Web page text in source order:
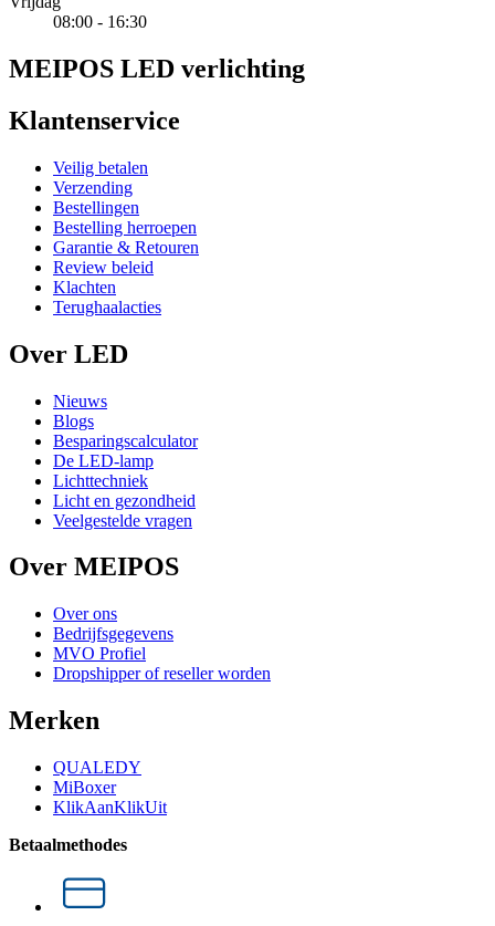
08:00 - 16:30
MEIPOS LED verlichting
Klantenservice
Veilig betalen
Verzending
Bestellingen
Bestelling herroepen
Garantie & Retouren
Review beleid
Klachten
Terughaalacties
Over LED
Nieuws
Blogs
Besparingscalculator
De LED-lamp
Lichttechniek
Licht en gezondheid
Veelgestelde vragen
Over MEIPOS
Over ons
Bedrijfsgegevens
MVO Profiel
Dropshipper of reseller worden
Merken
QUALEDY
MiBoxer
KlikAanKlikUit
Betaalmethodes